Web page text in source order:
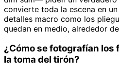
convierte toda la escena en
detalles macro como los
quedan en medio, alrededor
¿Cómo se fotografían los
la toma del tirón?